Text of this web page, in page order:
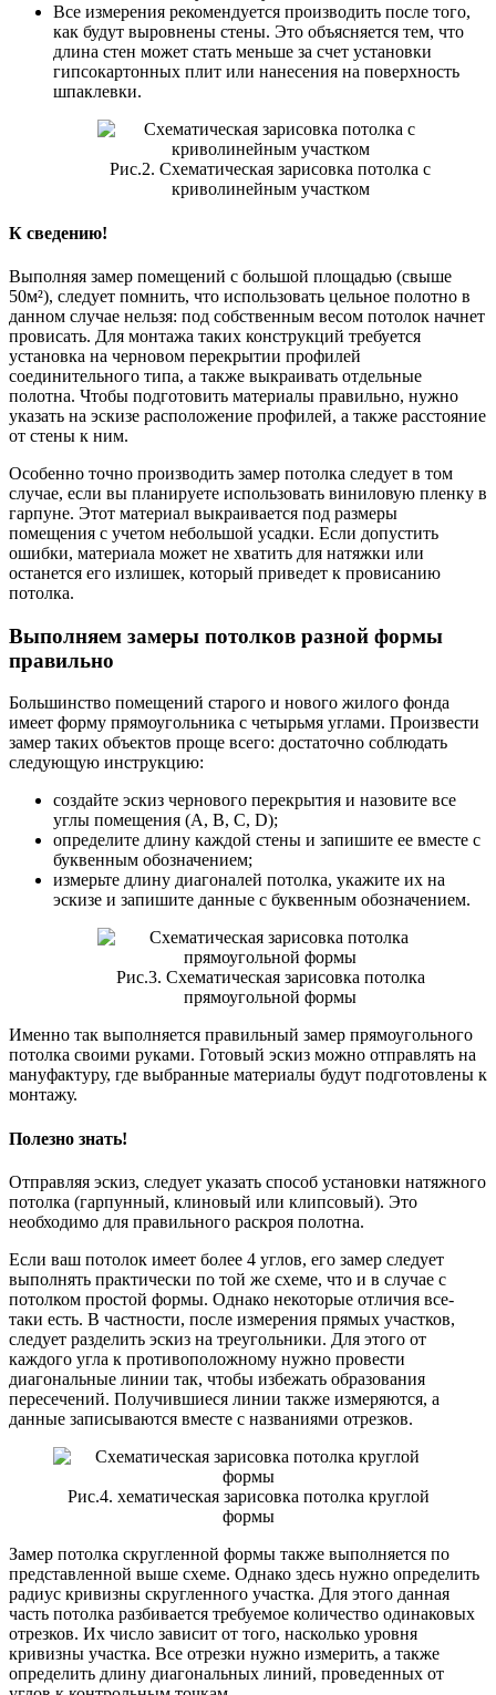
Все измерения рекомендуется производить после того,
как будут выровнены стены. Это объясняется тем, что
длина стен может стать меньше за счет установки
гипсокартонных плит или нанесения на поверхность
шпаклевки.
Рис.2. Схематическая зарисовка потолка с
криволинейным участком
К сведению!
Выполняя замер помещений с большой площадью (свыше
50м²), следует помнить, что использовать цельное полотно в
данном случае нельзя: под собственным весом потолок начнет
провисать. Для монтажа таких конструкций требуется
установка на черновом перекрытии профилей
соединительного типа, а также выкраивать отдельные
полотна. Чтобы подготовить материалы правильно, нужно
указать на эскизе расположение профилей, а также расстояние
от стены к ним.
Особенно точно производить замер потолка следует в том
случае, если вы планируете использовать виниловую пленку в
гарпуне. Этот материал выкраивается под размеры
помещения с учетом небольшой усадки. Если допустить
ошибки, материала может не хватить для натяжки или
останется его излишек, который приведет к провисанию
потолка.
Выполняем замеры потолков разной формы
правильно
Большинство помещений старого и нового жилого фонда
имеет форму прямоугольника с четырьмя углами. Произвести
замер таких объектов проще всего: достаточно соблюдать
следующую инструкцию:
создайте эскиз чернового перекрытия и назовите все
углы помещения (A, B, C, D);
определите длину каждой стены и запишите ее вместе с
буквенным обозначением;
измерьте длину диагоналей потолка, укажите их на
эскизе и запишите данные с буквенным обозначением.
Рис.3. Схематическая зарисовка потолка
прямоугольной формы
Именно так выполняется правильный замер прямоугольного
потолка своими руками. Готовый эскиз можно отправлять на
мануфактуру, где выбранные материалы будут подготовлены к
монтажу.
Полезно знать!
Отправляя эскиз, следует указать способ установки натяжного
потолка (гарпунный, клиновый или клипсовый). Это
необходимо для правильного раскроя полотна.
Если ваш потолок имеет более 4 углов, его замер следует
выполнять практически по той же схеме, что и в случае с
потолком простой формы. Однако некоторые отличия все-
таки есть. В частности, после измерения прямых участков,
следует разделить эскиз на треугольники. Для этого от
каждого угла к противоположному нужно провести
диагональные линии так, чтобы избежать образования
пересечений. Получившиеся линии также измеряются, а
данные записываются вместе с названиями отрезков.
Рис.4. хематическая зарисовка потолка круглой
формы
Замер потолка скругленной формы также выполняется по
представленной выше схеме. Однако здесь нужно определить
радиус кривизны скругленного участка. Для этого данная
часть потолка разбивается требуемое количество одинаковых
отрезков. Их число зависит от того, насколько уровня
кривизны участка. Все отрезки нужно измерить, а также
определить длину диагональных линий, проведенных от